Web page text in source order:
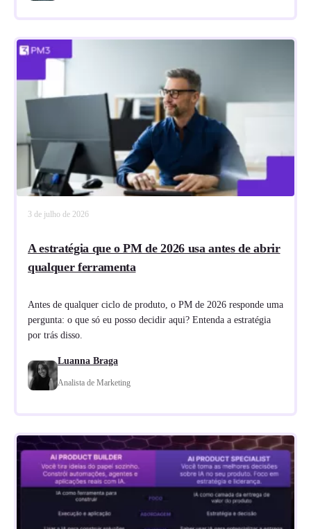
3 de julho de 2026
A estratégia que o PM de 2026 usa antes de abrir
qualquer ferramenta
Antes de qualquer ciclo de produto, o PM de 2026 responde uma
pergunta: o que só eu posso decidir aqui? Entenda a estratégia
por trás disso.
Luanna Braga
Analista de Marketing